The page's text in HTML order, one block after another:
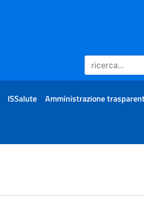
ISSalute Amministrazione